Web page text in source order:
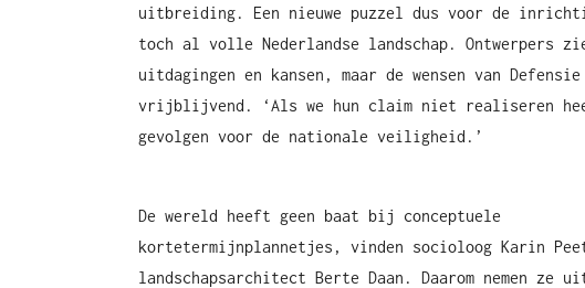
uitbreiding. Een nieuwe puzzel dus voor de
toch al volle Nederlandse landschap. Ontwerpers
uitdagingen en kansen, maar de wensen van
vrijblijvend. ‘Als we hun claim niet realiseren
gevolgen voor de nationale veiligheid.’
De wereld heeft geen baat bij conceptuele
kortetermijnplannetjes, vinden socioloog Karin
landschapsarchitect Berte Daan. Daarom nemen ze